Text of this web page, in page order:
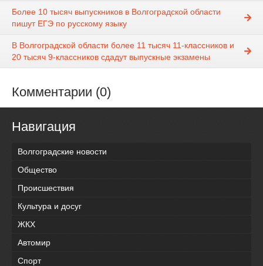
Более 10 тысяч выпускников в Волгоградской области
пишут ЕГЭ по русскому языку
В Волгоградской области более 11 тысяч 11-классников и
20 тысяч 9-классников сдадут выпускные экзамены
Комментарии (0)
Навигация
Волгоградские новости
Общество
Происшествия
Культура и досуг
ЖКХ
Автомир
Спорт